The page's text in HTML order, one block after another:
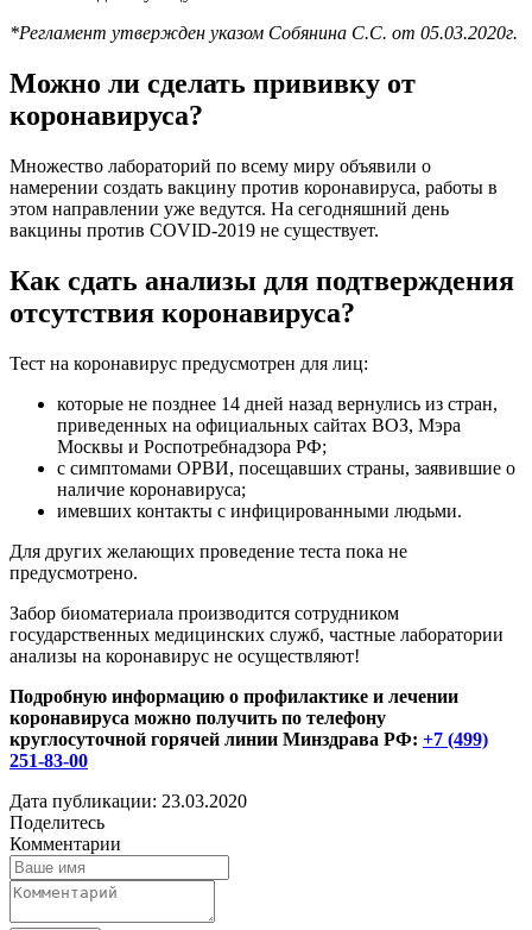
*Регламент утвержден указом Собянина С.С. от 05.03.2020г.
Можно ли сделать прививку от
коронавируса?
Множество лабораторий по всему миру объявили о
намерении создать вакцину против коронавируса, работы в
этом направлении уже ведутся. На сегодняшний день
вакцины против COVID-2019 не существует.
Как сдать анализы для подтверждения
отсутствия коронавируса?
Тест на коронавирус предусмотрен для лиц:
которые не позднее 14 дней назад вернулись из стран,
приведенных на официальных сайтах ВОЗ, Мэра
Москвы и Роспотребнадзора РФ;
с симптомами ОРВИ, посещавших страны, заявившие о
наличие коронавируса;
имевших контакты с инфицированными людьми.
Для других желающих проведение теста пока не
предусмотрено.
Забор биоматериала производится сотрудником
государственных медицинских служб, частные лаборатории
анализы на коронавирус не осуществляют!
Подробную информацию о профилактике и лечении
коронавируса можно получить по телефону
круглосуточной горячей линии Минздрава РФ: +7 (499)
251-83-00
Дата публикации: 23.03.2020
Поделитесь
Комментарии